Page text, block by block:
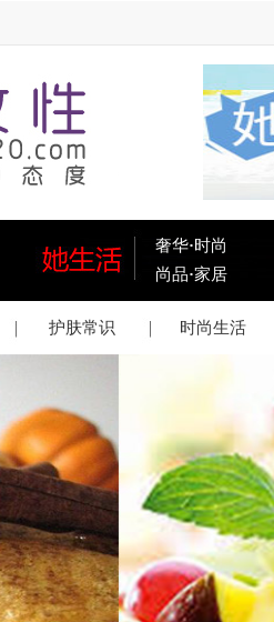
奢华·时尚
尚品·家居